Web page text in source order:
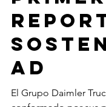
Truck
México
Primer